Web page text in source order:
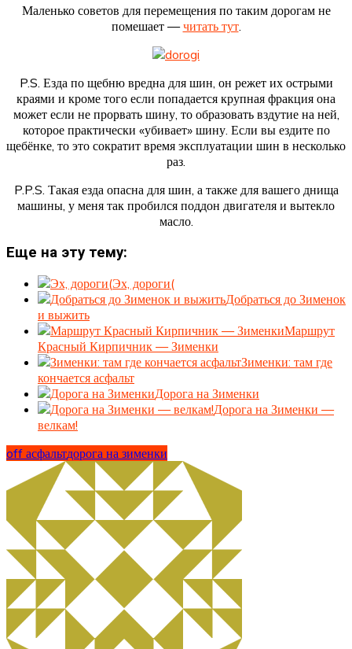
Маленько советов для перемещения по таким дорогам не
помешает —читать тут.
P.S. Езда по щебню вредна для шин, он режет их острыми
краями и кроме того если попадается крупная фракция она
может если не прорвать шину, то образовать вздутие на ней,
которое практически «убивает» шину. Если вы ездите по
щебёнке, то это сократит время эксплуатации шин в несколько
раз.
P.P.S. Такая езда опасна для шин, а также для вашего днища
машины, у меня так пробился поддон двигателя и вытекло
масло.
Еще на эту тему:
Эх, дороги(
Добраться до Зименок
и выжить
Маршрут
Красный Кирпичник — Зименки
Зименки: там где
кончается асфальт
Дорога на Зименки
Дорога на Зименки —
велкам!
off асфальтдорога на зименки